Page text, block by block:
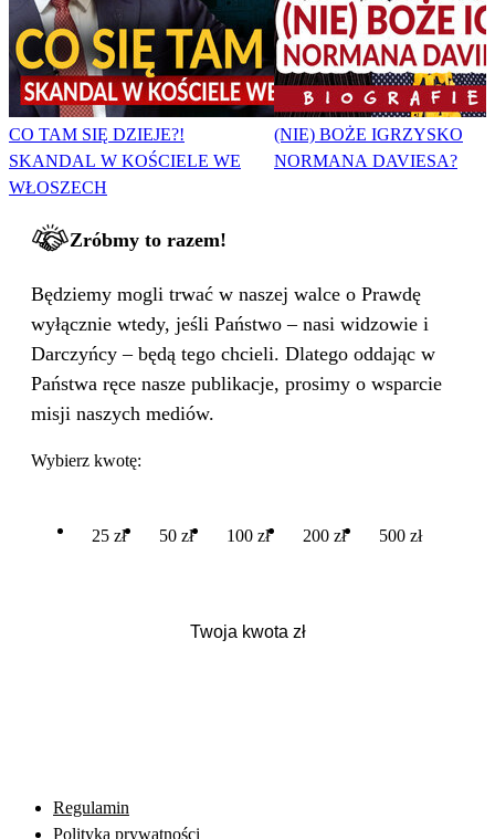
CO TAM SIĘ DZIEJE?!
SKANDAL W KOŚCIELE WE
WŁOSZECH
(NIE) BOŻE IGRZYSKO
NORMANA DAVIESA?
Zróbmy to razem!
Będziemy mogli trwać w naszej walce o Prawdę
wyłącznie wtedy, jeśli Państwo – nasi widzowie i
Darczyńcy – będą tego chcieli. Dlatego oddając w
Państwa ręce nasze publikacje, prosimy o wsparcie
misji naszych mediów.
Wybierz kwotę:
25 zł 50 zł 100 zł 200 zł 500 zł
Regulamin
Polityka prywatności